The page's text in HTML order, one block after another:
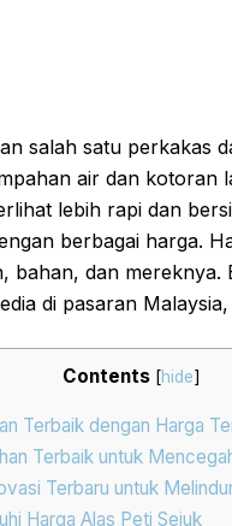
salah satu perkakas
air dan kotoran
lebih rapi dan
berbagai harga.
bahan, dan
di pasaran
Contents [hide]
Terbaik dengan Harga
Terbaik untuk
Terbaru untuk
Harga Alas Peti Sejuk